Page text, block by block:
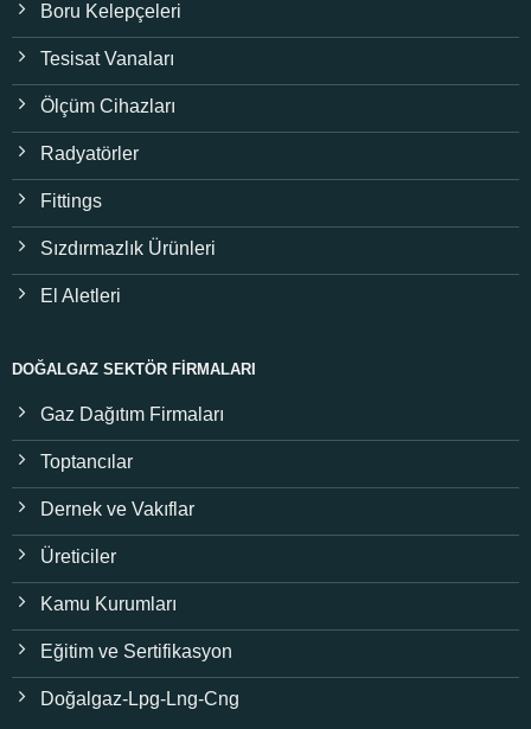
Boru Kelepçeleri
Tesisat Vanaları
Ölçüm Cihazları
Radyatörler
Fittings
Sızdırmazlık Ürünleri
El Aletleri
DOĞALGAZ SEKTÖR FIRMALARI
Gaz Dağıtım Firmaları
Toptancılar
Dernek ve Vakıflar
Üreticiler
Kamu Kurumları
Eğitim ve Sertifikasyon
Doğalgaz-Lpg-Lng-Cng